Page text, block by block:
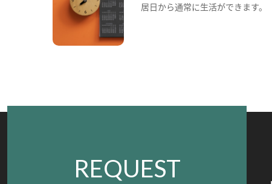
居日から通常に生活ができます。
REQUEST